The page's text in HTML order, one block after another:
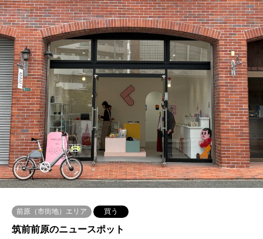
前原（市街地）エリア 買う
筑前前原のニュースポット